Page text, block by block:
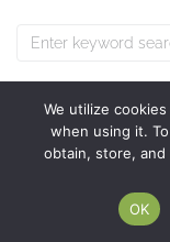
We utilize
when using it.
obtain, store,
OK